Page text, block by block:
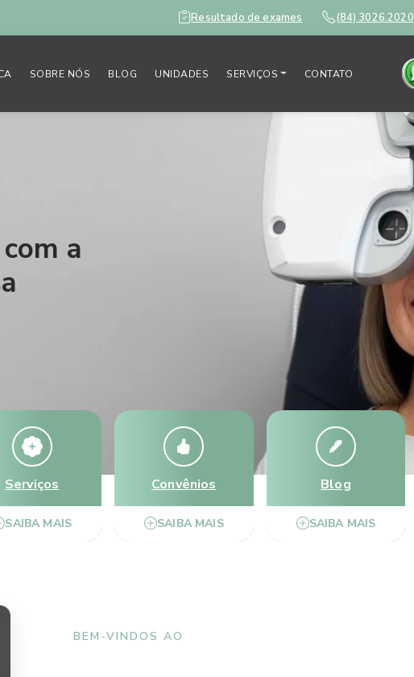
Resultado de exames (84) 3026.2020
SOBRE NÓS BLOG UNIDADES SERVIÇOS CONTATO
a
Serviços
SAIBA MAIS
Convênios
SAIBA MAIS
Blog
SAIBA MAIS
BEM-VINDOS AO